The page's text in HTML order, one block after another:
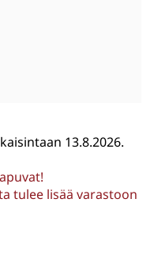
13.8.2026.
tulee lisää varastoon